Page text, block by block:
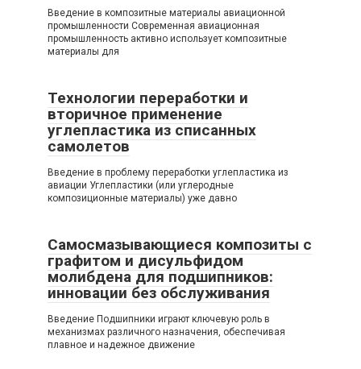
Введение в композитные материалы авиационной
промышленности Современная авиационная
промышленность активно использует композитные
материалы для
Технологии переработки и
вторичное применение
углепластика из списанных
самолетов
Введение в проблему переработки углепластика из
авиации Углепластики (или углеродные
композиционные материалы) уже давно
Самосмазывающиеся композиты с
графитом и дисульфидом
молибдена для подшипников:
инновации без обслуживания
Введение Подшипники играют ключевую роль в
механизмах различного назначения, обеспечивая
плавное и надежное движение